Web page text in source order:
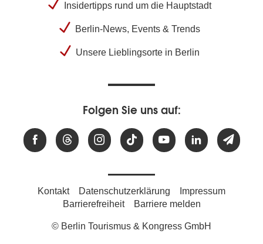
Insidertipps rund um die Hauptstadt
Berlin-News, Events & Trends
Unsere Lieblingsorte in Berlin
Folgen Sie uns auf:
Kontakt Datenschutzerklärung
Impressum
Barrierefreiheit
Barriere melden
© Berlin Tourismus & Kongress GmbH